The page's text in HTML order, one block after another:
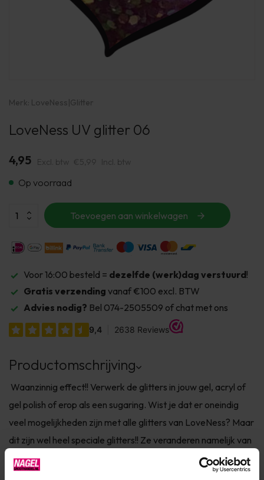
Merk: LoveNess|Glitter
LoveNess UV glitter 06
4,95 Excl. btw €5,99 Incl. btw
Op voorraad
Toevoegen aan winkelwagen
Voor 16:00 besteld = dezelfde (werk)dag verstuurd!
Gratis verzending vanaf €100 excl. BTW
Advies nodig? Bel 074-2505509 of chat met ons
Productomschrijving
Waanzinnig effect!! Verwerk de glitters in jouw gel, acryl of
gel polish of erop als een sugaring. Wist je dat er oneindig
veel mogelijkheden zijn met alle glitters van LoveNess? Maar
dit zijn wel heel speciale glitters!! Ze veranderen namelijk van
kleur d.m.v. UV licht. Verschillende werkwijzen: Inpoetsen met